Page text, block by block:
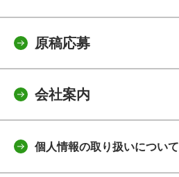
原稿応募
会社案内
個人情報の取り扱いについて